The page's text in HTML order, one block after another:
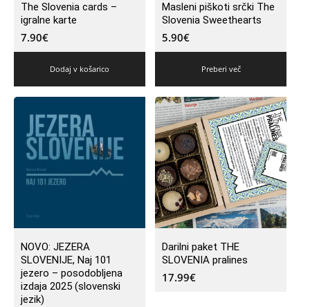
The Slovenia cards –
igralne karte
7.90€
Dodaj v košarico
Masleni piškoti srčki The
Slovenia Sweethearts
5.90€
Preberi več
NOVO: JEZERA
SLOVENIJE, Naj 101
jezero – posodobljena
izdaja 2025 (slovenski
jezik)
Darilni paket THE
SLOVENIA pralines
17.99€